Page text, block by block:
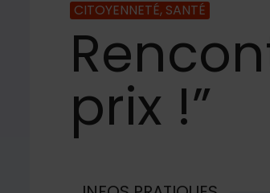
CITOYENNETÉ, SANTÉ
prix !”